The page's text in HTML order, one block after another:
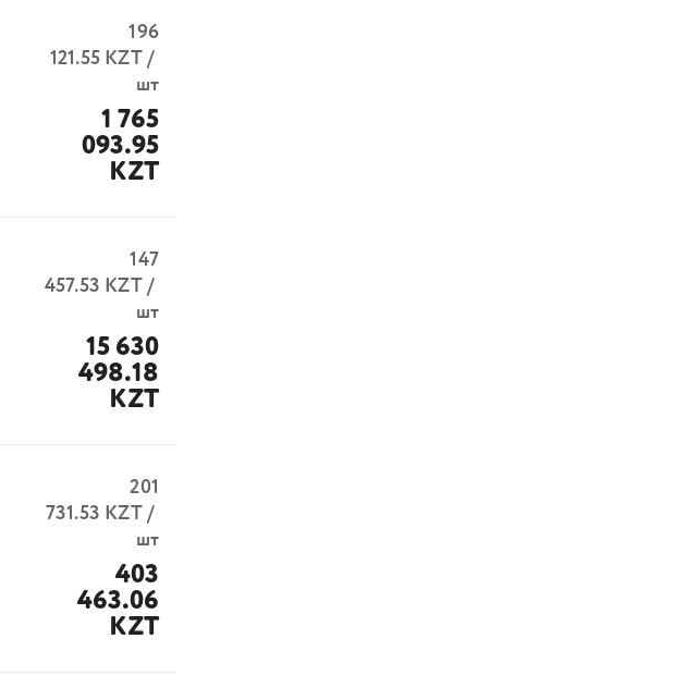
196
121.55KZT/
шт
1 765
093.95
KZT
147
457.53 KZT/
шт
15 630
498.18
KZT
201
731.53 KZT/
шт
403
463.06
KZT